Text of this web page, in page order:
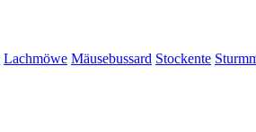
Lachmöwe Mäusebussard Stockente